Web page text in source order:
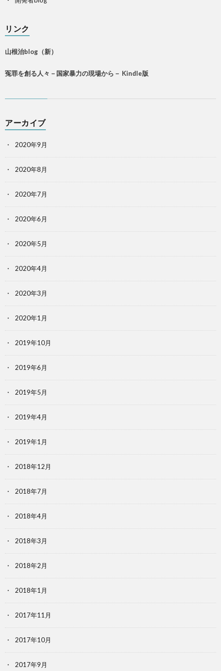
リンク
山根治blog（新）
冤罪を創る人々－国家暴力の現場から－ Kindle版
アーカイブ
2020年9月
2020年8月
2020年7月
2020年6月
2020年5月
2020年4月
2020年3月
2020年1月
2019年10月
2019年6月
2019年5月
2019年4月
2019年1月
2018年12月
2018年7月
2018年4月
2018年3月
2018年2月
2018年1月
2017年11月
2017年10月
2017年9月